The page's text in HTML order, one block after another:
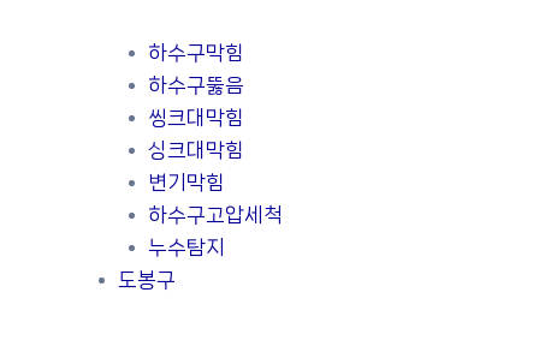
하수구막힘
하수구뚫음
씽크대막힘
싱크대막힘
변기막힘
하수구고압세척
누수탐지
도봉구